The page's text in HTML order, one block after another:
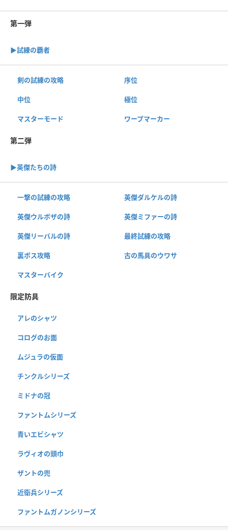
第一弾
▶︎試練の覇者
剣の試練の攻略 序位
中位 極位
マスターモード ワープマーカー
第二弾
▶︎英傑たちの詩
一撃の試練の攻略 英傑ダルケルの詩
英傑ウルボザの詩 英傑ミファーの詩
英傑リーバルの詩 最終試練の攻略
裏ボス攻略 古の馬具のウワサ
マスターバイク
限定防具
アレのシャツ
コログのお面
ムジュラの仮面
チンクルシリーズ
ミドナの冠
ファントムシリーズ
青いエビシャツ
ラヴィオの頭巾
ザントの兜
近衛兵シリーズ
ファントムガノンシリーズ